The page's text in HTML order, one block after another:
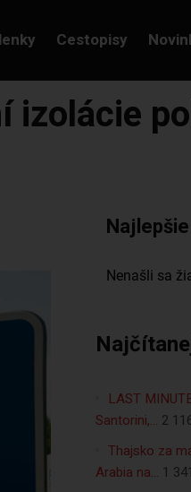
Cestopisy
izolácie
LAST
Santorini,… 2
Thajsko za
Arabia na… 1